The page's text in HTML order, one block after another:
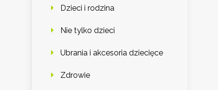
Dzieci i rodzina
Nie tylko dzieci
Ubrania i akcesoria dziecięce
Zdrowie